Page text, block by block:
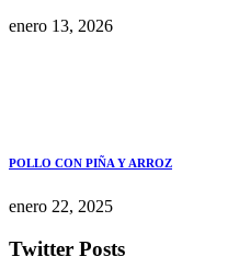
enero 13, 2026
POLLO CON PIÑA Y ARROZ
enero 22, 2025
Twitter Posts